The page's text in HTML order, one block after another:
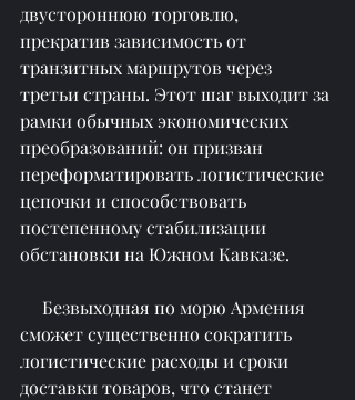
двустороннюю торговлю,
прекратив зависимость от
транзитных маршрутов через
третьи страны. Этот шаг выходит за
рамки обычных экономических
преобразований: он призван
переформатировать логистические
цепочки и способствовать
постепенному стабилизации
обстановки на Южном Кавказе.
сможет существенно сократить
логистические расходы и сроки
доставки товаров, что станет